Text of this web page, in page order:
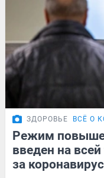
ЗДОРОВЬЕ ВСЁ О
Режим
введен на
за